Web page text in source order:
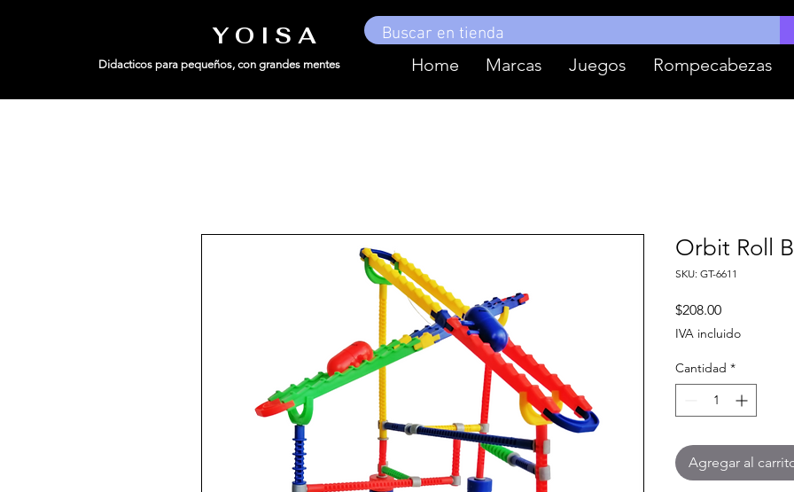
Y O I S A
Didacticos para pequeños, con grandes mentes Home Marcas Juegos Rompecabezas
Orbit Roll
SKU: GT-6611
$208.00Precio
IVA incluido
Cantidad *
Agregar al